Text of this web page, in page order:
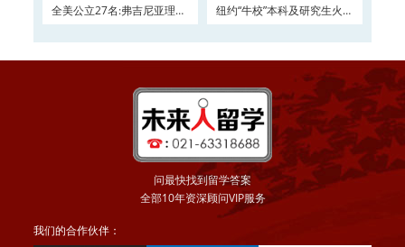
全美公立27名:弗吉尼亚理工
纽约“牛校”本科及研究生火热
问最快找到留学答案
全部10年资深顾问VIP服务
我们的合作伙伴：